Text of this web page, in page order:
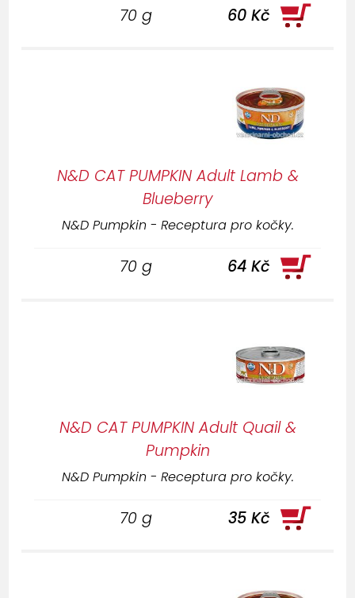
70 g 60 Kč
N&D CAT PUMPKIN Adult Lamb &
Blueberry
N&D Pumpkin - Receptura pro kočky.
70 g 64 Kč
N&D CAT PUMPKIN Adult Quail &
Pumpkin
N&D Pumpkin - Receptura pro kočky.
70 g 35 Kč